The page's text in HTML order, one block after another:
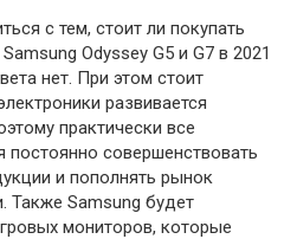
с тем, стоит ли покупать
Odyssey G5 и G7 в 2021
нет. При этом стоит
развивается
практически все
постоянно совершенствовать
и пополнять рынок
Также Samsung будет
мониторов, которые